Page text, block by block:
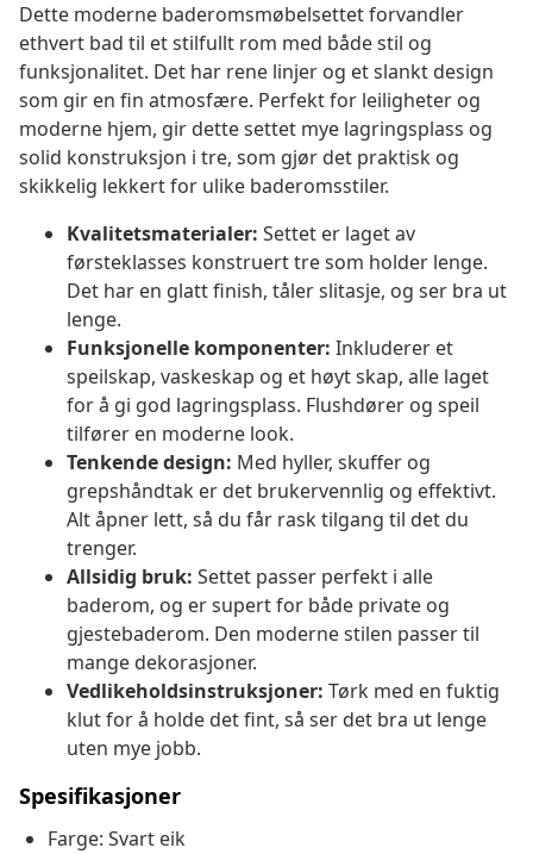
Dette moderne baderomsmøbelsettet forvandler
ethvert bad til et stilfullt rom med både stil og
funksjonalitet. Det har rene linjer og et slankt design
som gir en fin atmosfære. Perfekt for leiligheter og
moderne hjem, gir dette settet mye lagringsplass og
solid konstruksjon i tre, som gjør det praktisk og
skikkelig lekkert for ulike baderomsstiler.
Kvalitetsmaterialer: Settet er laget av
førsteklasses konstruert tre som holder lenge.
Det har en glatt finish, tåler slitasje, og ser bra ut
lenge.
Funksjonelle komponenter: Inkluderer et
speilskap, vaskeskap og et høyt skap, alle laget
for å gi god lagringsplass. Flushdører og speil
tilfører en moderne look.
Tenkende design: Med hyller, skuffer og
grepshåndtak er det brukervennlig og effektivt.
Alt åpner lett, så du får rask tilgang til det du
trenger.
Allsidig bruk: Settet passer perfekt i alle
baderom, og er supert for både private og
gjestebaderom. Den moderne stilen passer til
mange dekorasjoner.
Vedlikeholdsinstruksjoner: Tørk med en fuktig
klut for å holde det fint, så ser det bra ut lenge
uten mye jobb.
Spesifikasjoner
Farge: Svart eik